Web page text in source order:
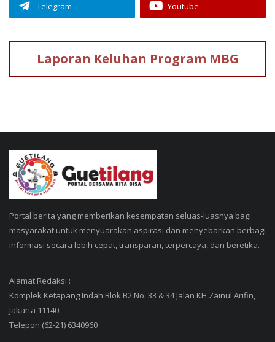
Telegram Youtube
Laporan Keluhan Program MBG
Portal berita yang memberikan kesempatan seluas-luasnya bagi
masyarakat untuk menyuarakan aspirasi dan menyebarkan berbagi
informasi secara lebih cepat, transparan, terpercaya, dan beretika.
Alamat Redaksi :
Komplek Ketapang Indah Blok B2 No. 33 & 34 Jalan KH Zainul Arifin,
Jakarta 11140
Telepon (62-21) 6340960